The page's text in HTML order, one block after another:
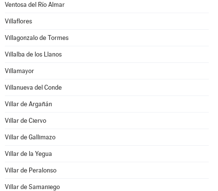
Ventosa del Río Almar
Villaflores
Villagonzalo de Tormes
Villalba de los Llanos
Villamayor
Villanueva del Conde
Villar de Argañán
Villar de Ciervo
Villar de Gallimazo
Villar de la Yegua
Villar de Peralonso
Villar de Samaniego